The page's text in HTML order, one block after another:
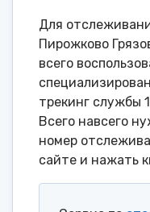
Для
Пирожково
всего
трекинг службы
Всего навсего
номер
сайте и нажать